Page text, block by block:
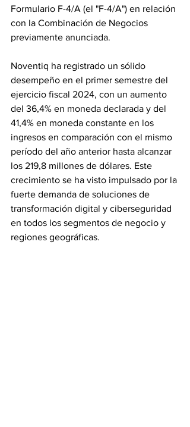
Formulario F-4/A (el "F-4/A") en relación
con la Combinación de Negocios
previamente anunciada.
Noventiq ha registrado un sólido
desempeño en el primer semestre del
ejercicio fiscal 2024, con un aumento
del 36,4% en moneda declarada y del
41,4% en moneda constante en los
ingresos en comparación con el mismo
período del año anterior hasta alcanzar
los 219,8 millones de dólares. Este
crecimiento se ha visto impulsado por la
fuerte demanda de soluciones de
transformación digital y ciberseguridad
en todos los segmentos de negocio y
regiones geográficas.